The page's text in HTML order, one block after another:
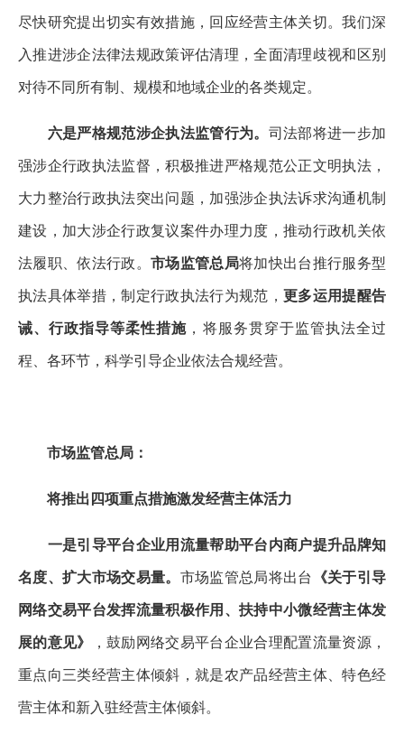
尽快研究提出切实有效措施，回应经营主体关切。我们深
入推进涉企法律法规政策评估清理，全面清理歧视和区别
对待不同所有制、规模和地域企业的各类规定。
六是严格规范涉企执法监管行为。 司法部将进一步加
强涉企行政执法监督，积极推进严格规范公正文明执法，
大力整治行政执法突出问题，加强涉企执法诉求沟通机制
建设，加大涉企行政复议案件办理力度，推动行政机关依
法履职、依法行政。 市场监管总局将加快出台推行服务型
执法具体举措，制定行政执法行为规范， 更多运用提醒告
诫、行政指导等柔性措施 ，将服务贯穿于监管执法全过
程、各环节，科学引导企业依法合规经营。
市场监管总局：
将推出四项重点措施激发经营主体活力
一是引导平台企业用流量帮助平台内商户提升品牌知
名度、扩大市场交易量。 市场监管总局将出台 《关于引导
网络交易平台发挥流量积极作用、扶持中小微经营主体发
展的意见》 ，鼓励网络交易平台企业合理配置流量资源，
重点向三类经营主体倾斜，就是农产品经营主体、特色经
营主体和新入驻经营主体倾斜。